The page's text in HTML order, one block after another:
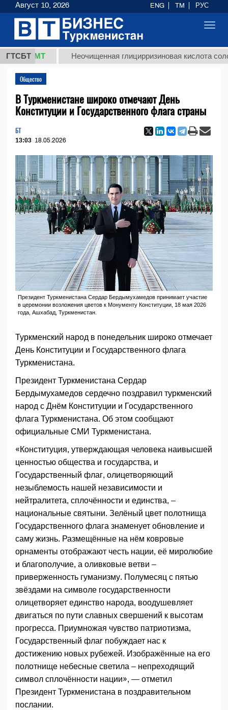
ГТСБТ
ТМТ Неочищенная глицирризиновая кислота
Общество
В Туркменистане широко отмечают День
Конституции и Государственного флага страны
БТ
13:03 18.05.2026
Президент Туркменистана Сердар Бердымухамедов принимает участие
в церемонии возложения цветов к Монументу Конституции, 18 мая 2026
года, Ашхабад, Туркменистан.
Туркменский народ в понедельник широко отмечает
День Конституции и Государственного флага
Туркменистана.
Президент Туркменистана Сердар
Бердымухамедов сердечно поздравил туркменский
народ с Днём Конституции и Государственного
флага Туркменистана. Об этом сообщают
официальные СМИ Туркменистана.
«Конституция, утверждающая человека наивысшей
ценностью общества и государства, и
Государственный флаг, олицетворяющий
незыблемость нашей независимости и
нейтралитета, сплочённости и единства, –
национальные святыни. Зелёный цвет полотнища
Государственного флага знаменует обновление и
саму жизнь. Размещённые на нём ковровые
орнаменты отображают честь нации, её миролюбие
и благополучие, а оливковые ветви –
приверженность гуманизму. Полумесяц с пятью
звёздами на символе государственности
олицетворяет единство народа, воодушевляет
двигаться по пути славных свершений к высотам
прогресса. Приумножая чувство патриотизма,
Государственный флаг побуждает нас к
достижению новых рубежей. Изображённые на его
полотнище небесные светила – непреходящий
символ сплочённости нации», — отметил
Президент Туркменистана в поздравительном
послании.
Август 10, 2026 ENG TM РУС